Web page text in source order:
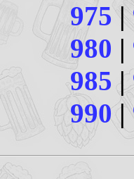
975|
980 |
985 |
990|